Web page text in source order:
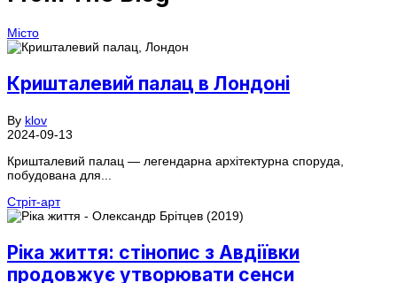
Місто
Кришталевий палац в Лондоні
By klov
2024-09-13
Кришталевий палац — легендарна архітектурна споруда,
побудована для...
Стріт-арт
Ріка життя: стінопис з Авдіївки
продовжує утворювати сенси